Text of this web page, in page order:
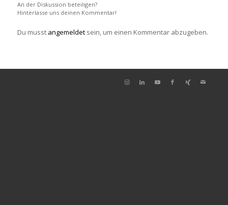
An der Diskussion beteiligen?
Hinterlasse uns deinen Kommentar!
Du musst angemeldetsein, um einen Kommentar abzugeben.